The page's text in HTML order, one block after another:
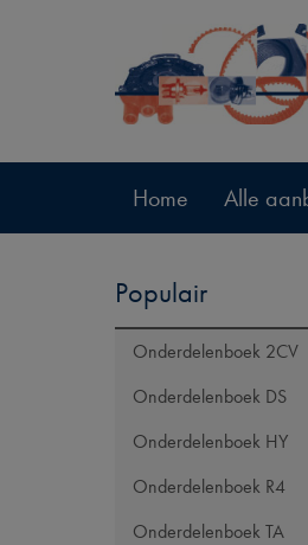
Home Alle
Populair
Onderdelenboek 2CV
Onderdelenboek DS
Onderdelenboek HY
Onderdelenboek R4
Onderdelenboek TA